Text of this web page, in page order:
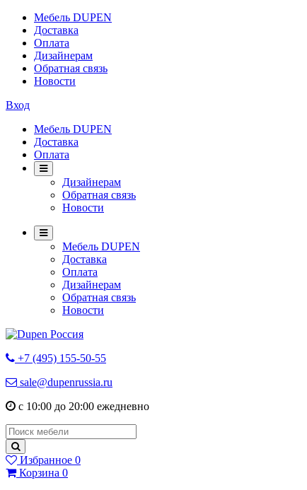
Мебель DUPEN
Доставка
Оплата
Дизайнерам
Обратная связь
Новости
Вход
Мебель DUPEN
Доставка
Оплата
Дизайнерам
Обратная связь
Новости
Мебель DUPEN
Доставка
Оплата
Дизайнерам
Обратная связь
Новости
+7 (495) 155-50-55
sale@dupenrussia.ru
с 10:00 до 20:00 ежедневно
Избранное 0
Корзина 0